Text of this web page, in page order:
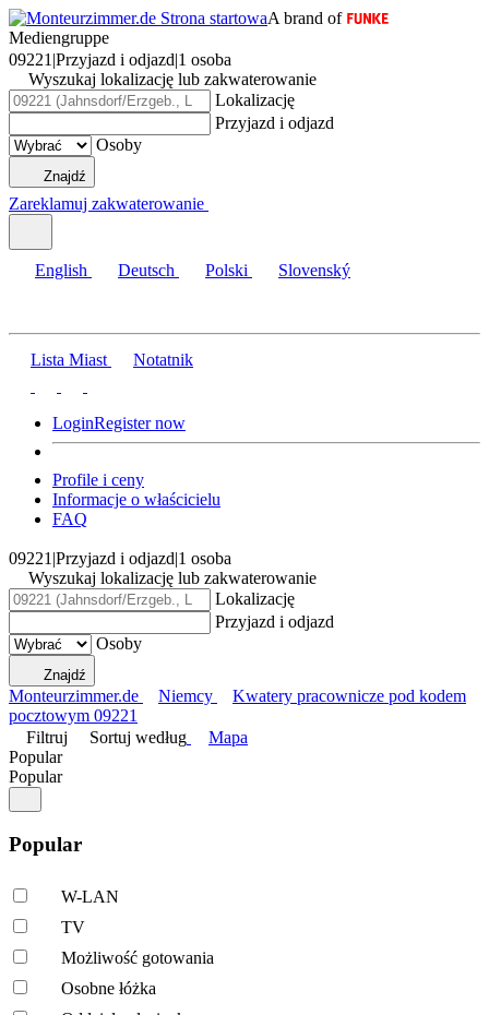
A brand of
Mediengruppe
09221 |Przyjazd i odjazd|1 osoba
Wyszukaj lokalizację lub zakwaterowanie
Lokalizację
Przyjazd i odjazd
Osoby
Znajdź
Zareklamuj zakwaterowanie
English Deutsch Polski Slovenský
Lista Miast Notatnik
LoginRegister now
Profile i ceny
Informacje o właścicielu
FAQ
09221 |Przyjazd i odjazd|1 osoba
Wyszukaj lokalizację lub zakwaterowanie
Lokalizację
Przyjazd i odjazd
Osoby
Znajdź
Monteurzimmer.de Niemcy
Kwatery pracownicze pod kodem
pocztowym 09221
Filtruj
Sortuj według
Mapa
Popular
Popular
Popular
W-LAN
TV
Możliwość gotowania
Osobne łóżka